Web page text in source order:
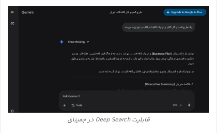
قابلیت Deep Search در جمینای